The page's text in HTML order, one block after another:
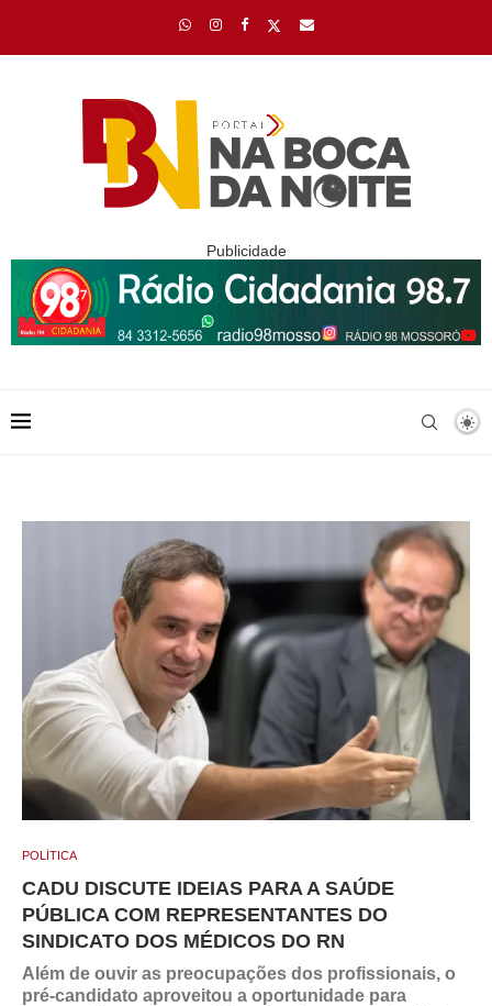
Publicidade
POLÍTICA
CADU DISCUTE IDEIAS PARA A SAÚDE
PÚBLICA COM REPRESENTANTES DO
SINDICATO DOS MÉDICOS DO RN
Além de ouvir as preocupações dos profissionais, o
pré-candidato aproveitou a oportunidade para